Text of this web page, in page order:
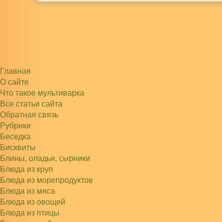
Главная
О сайте
Что такое мультиварка
Все статьи сайта
Обратная связь
Рубрики
Беседка
Бисквиты
Блины, оладьи, сырники
Блюда из круп
Блюда из морепродуктов
Блюда из мяса
Блюда из овощей
Блюда из птицы